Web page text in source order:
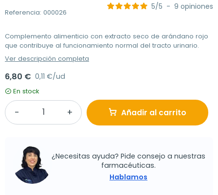
Referencia: 000026
5/5 - 9 opiniones
Complemento alimenticio con extracto seco de arándano rojo
que contribuye al funcionamiento normal del tracto urinario.
Ver descripción completa
6,80 € 0,11 €/ud
En stock
Añadir al carrito
¿Necesitas ayuda? Pide consejo a nuestras
farmacéuticas.
Hablamos